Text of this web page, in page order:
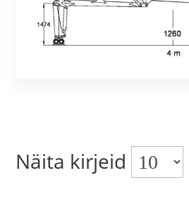
Näita kirjeid